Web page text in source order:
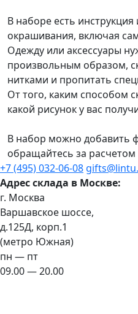
В наборе есть
окрашивания, включая
Одежду или аксессуары
произвольным образом,
нитками и пропитать
От того, каким способом
какой рисунок у вас
В набор можно добавить
обращайтесь за
+7 (495) 032-06-08
Адрес склада в Москве:
г. Москва
Варшавское шоссе,
д.125Д, корп.1
(метро Южная)
пн — пт
09.00 — 20.00